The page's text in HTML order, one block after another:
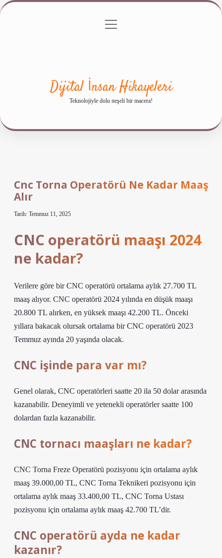
Gizlilik Politikası
menüyü
Dijital İnsan Hikayeleri
Teknolojiyle dolu neşeli bir macera!
Cnc Torna Operatörü Ne Kadar Maaş
Alır
Tarih: Temmuz 11, 2025
CNC operatörü maaşı 2024
ne kadar?
Verilere göre bir CNC operatörü ortalama aylık 27.700 TL
maaş alıyor. CNC operatörü 2024 yılında en düşük maaşı
20.800 TL alırken, en yüksek maaşı 42.200 TL. Önceki
yıllara bakacak olursak ortalama bir CNC operatörü 2023
Temmuz ayında 20 yaşında olacak.
CNC işinde para var mı?
Genel olarak, CNC operatörleri saatte 20 ila 50 dolar arasında
kazanabilir. Deneyimli ve yetenekli operatörler saatte 100
dolardan fazla kazanabilir.
CNC tornacı maaşları ne kadar?
CNC Torna Freze Operatörü pozisyonu için ortalama aylık
maaş 39.000,00 TL, CNC Torna Teknikeri pozisyonu için
ortalama aylık maaş 33.400,00 TL, CNC Torna Ustası
pozisyonu için ortalama aylık maaş 42.700 TL’dir.
CNC operatörü ayda ne kadar
kazanır?